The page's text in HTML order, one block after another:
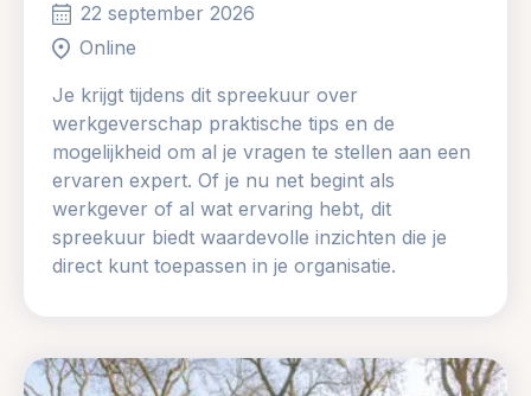
22 september 2026
Online
Je krijgt tijdens dit spreekuur over
werkgeverschap praktische tips en de
mogelijkheid om al je vragen te stellen aan een
ervaren expert. Of je nu net begint als
werkgever of al wat ervaring hebt, dit
spreekuur biedt waardevolle inzichten die je
direct kunt toepassen in je organisatie.